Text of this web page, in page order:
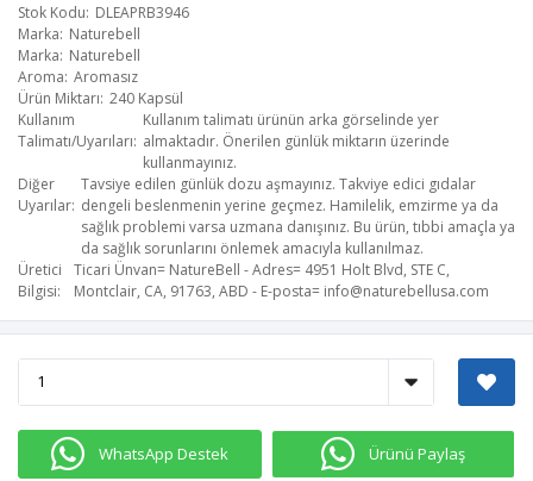
Stok Kodu DLEAPRB3946
Marka Naturebell
Marka Naturebell
Aroma Aromasız
Ürün Miktarı 240 Kapsül
Kullanım
Talimatı/Uyarıları
Kullanım talimatı ürünün arka görselinde yer
almaktadır. Önerilen günlük miktarın üzerinde
kullanmayınız.
Diğer
Uyarılar
Tavsiye edilen günlük dozu aşmayınız. Takviye edici gıdalar
dengeli beslenmenin yerine geçmez. Hamilelik, emzirme ya da
sağlık problemi varsa uzmana danışınız. Bu ürün, tıbbi amaçla ya
da sağlık sorunlarını önlemek amacıyla kullanılmaz.
Üretici
Bilgisi
Ticari Ünvan= NatureBell - Adres= 4951 Holt Blvd, STE C,
Montclair, CA, 91763, ABD - E-posta= info@naturebellusa.com
WhatsApp Destek Ürünü Paylaş